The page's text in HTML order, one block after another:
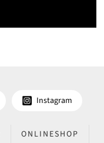
Instagram
ONLINESHOP